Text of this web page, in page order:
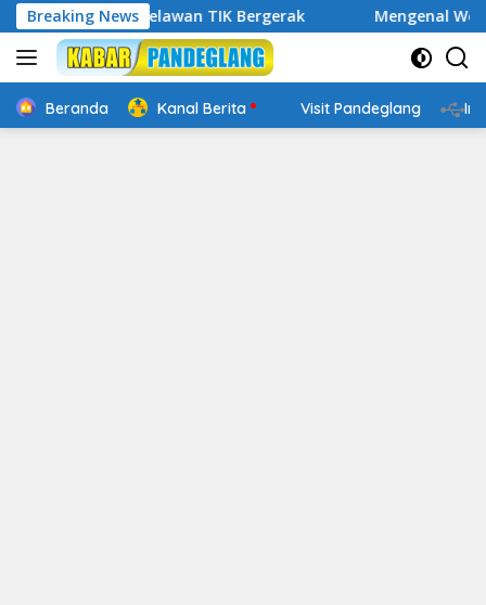
Langsung
ke
konten
Breaking News
Relawan TIK Bergerak Mengenal Website Resmi
Beranda Kanal Berita Visit Pandeglang